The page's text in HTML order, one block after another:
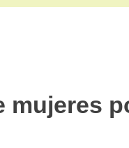
mujeres